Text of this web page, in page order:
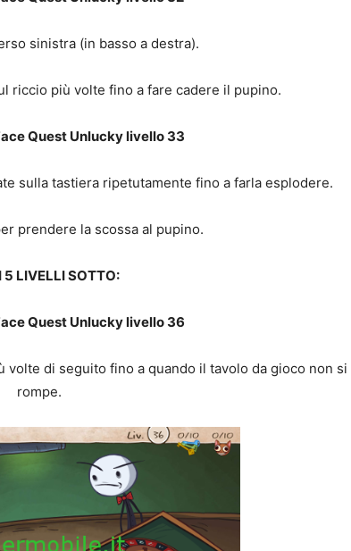
sinistra (in basso a destra).
riccio più volte fino a fare cadere il pupino.
Quest Unlucky livello 33
sulla tastiera ripetutamente fino a farla esplodere.
prendere la scossa al pupino.
5 LIVELLI SOTTO:
Quest Unlucky livello 36
di seguito fino a quando il tavolo da gioco non si
rompe.